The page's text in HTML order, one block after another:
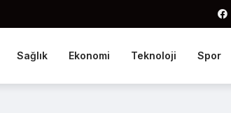
Sağlık Ekonomi Teknoloji Spor